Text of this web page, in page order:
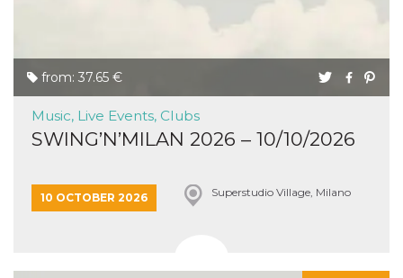
from: 37.65 €
Music, Live Events, Clubs
SWING’N’MILAN 2026 – 10/10/2026
10 OCTOBER 2026 Superstudio Village, Milano